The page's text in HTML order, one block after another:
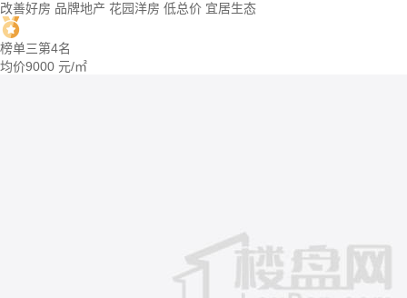
改善好房 品牌地产 花园洋房 低总价 宜居生态
榜单三第4名
均价9000 元/㎡